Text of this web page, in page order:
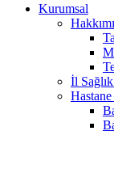
Kurumsal
İl